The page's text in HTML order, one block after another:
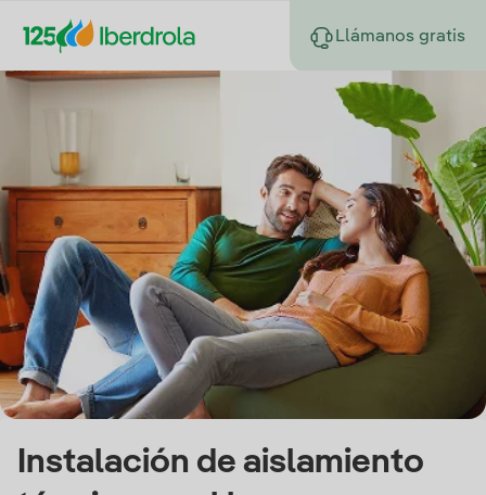
Llámanos gratis
Instalación de aislamiento